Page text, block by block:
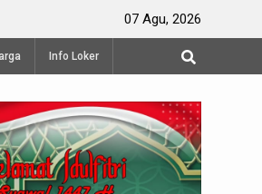
Mahavira Semarang Produksi
07 Agu, 2026
Info Loker